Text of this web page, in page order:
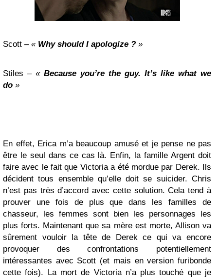
Scott – « Why should I apologize ? »
Stiles – « Because you’re the guy. It’s like what we
do »
En effet, Erica m’a beaucoup amusé et je pense ne pas
être le seul dans ce cas là. Enfin, la famille Argent doit
faire avec le fait que Victoria a été mordue par Derek. Ils
décident tous ensemble qu’elle doit se suicider. Chris
n’est pas très d’accord avec cette solution. Cela tend à
prouver une fois de plus que dans les familles de
chasseur, les femmes sont bien les personnages les
plus forts. Maintenant que sa mère est morte, Allison va
sûrement vouloir la tête de Derek ce qui va encore
provoquer des confrontations potentiellement
intéressantes avec Scott (et mais en version furibonde
cette fois). La mort de Victoria n’a plus touché que je